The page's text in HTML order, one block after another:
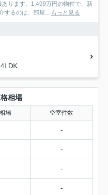
ります。1,499万円の物件で、新
するのは、部屋... もっと見る
相場
場 空室件数
-
-
-
-